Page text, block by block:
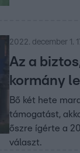
2022. december 1.
Az a
kormány
Bő két hete
támogatást,
őszre ígérte a
választ.